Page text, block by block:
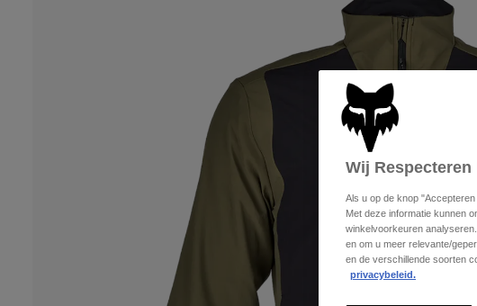
Wij Respecteren
Als u op de knop
Met deze informatie kunnen
winkelvoorkeuren
en om u meer relevante/
en de verschillende soorten
privacybeleid.